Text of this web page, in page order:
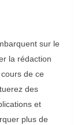
sur le
la rédaction
cours de ce
des
et
plus de